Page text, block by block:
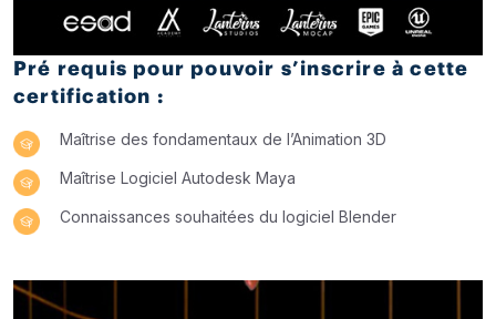
Pré requis pour pouvoir s’inscrire à cette
certification :
Maîtrise des fondamentaux de l’Animation 3D
Maîtrise Logiciel Autodesk Maya
Connaissances souhaitées du logiciel Blender